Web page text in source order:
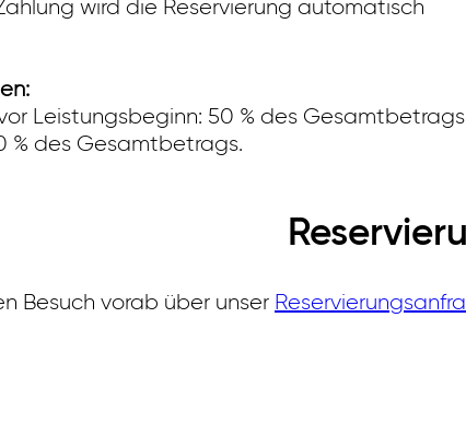
wird die Reservierung automatisch
Leistungsbeginn: 50 % des
% des Gesamtbetrags.
Besuch vorab über unser